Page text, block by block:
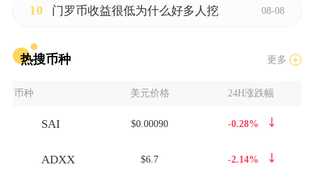
10 门罗币收益很低为什么好多人挖 08-08
热搜币种 更多
币种 美元价格 24H涨跌幅
SAI $0.00090 -0.28%
ADXX $6.7 -2.14%